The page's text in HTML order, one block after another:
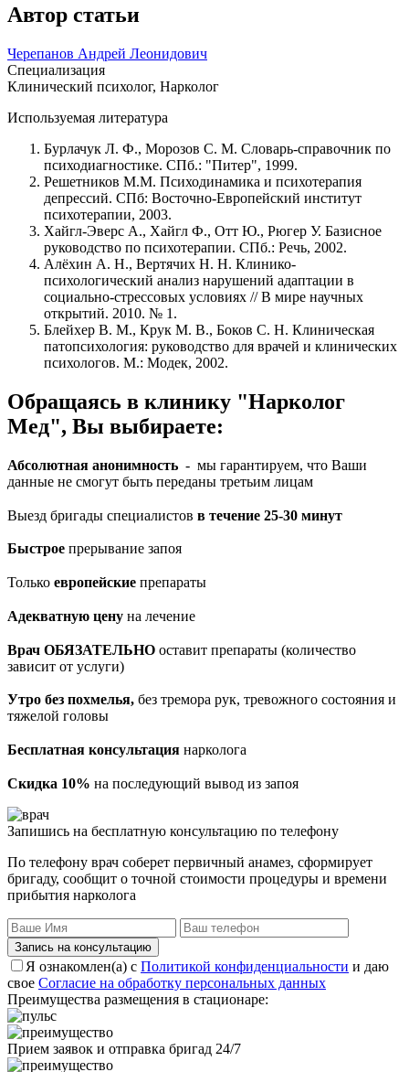
Автор статьи
Черепанов Андрей Леонидович
Специализация
Клинический психолог, Нарколог
Используемая литература
Бурлачук Л. Ф., Морозов С. М. Словарь-справочник по
психодиагностике. СПб.: "Питер", 1999.
Решетников М.М. Психодинамика и психотерапия
депрессий. СПб: Восточно-Европейский институт
психотерапии, 2003.
Хайгл-Эверс А., Хайгл Ф., Отт Ю., Рюгер У. Базисное
руководство по психотерапии. СПб.: Речь, 2002.
Алёхин А. Н., Вертячих Н. Н. Клинико-
психологический анализ нарушений адаптации в
социально-стрессовых условиях // В мире научных
открытий. 2010. № 1.
Блейхер В. М., Крук М. В., Боков С. Н. Клиническая
патопсихология: руководство для врачей и клинических
психологов. М.: Модек, 2002.
Обращаясь в клинику "Нарколог
Мед", Вы выбираете:
Абсолютная анонимность - мы гарантируем, что Ваши
данные не смогут быть переданы третьим лицам
Выезд бригады специалистов в течение 25-30 минут
Быстрое прерывание запоя
Только европейские препараты
Адекватную цену на лечение
Врач ОБЯЗАТЕЛЬНО оставит препараты (количество
зависит от услуги)
Утро без похмелья, без тремора рук, тревожного состояния и
тяжелой головы
Бесплатная консультация нарколога
Скидка 10% на последующий вывод из запоя
Запишись на бесплатную консультацию по телефону
По телефону врач соберет первичный анамез, сформирует
бригаду, сообщит о точной стоимости процедуры и времени
прибытия нарколога
Запись на консультацию
Я ознакомлен(а) с Политикой конфиденциальности и даю
свое Согласие на обработку персональных данных
Преимущества размещения в стационаре:
Прием заявок и отправка бригад 24/7